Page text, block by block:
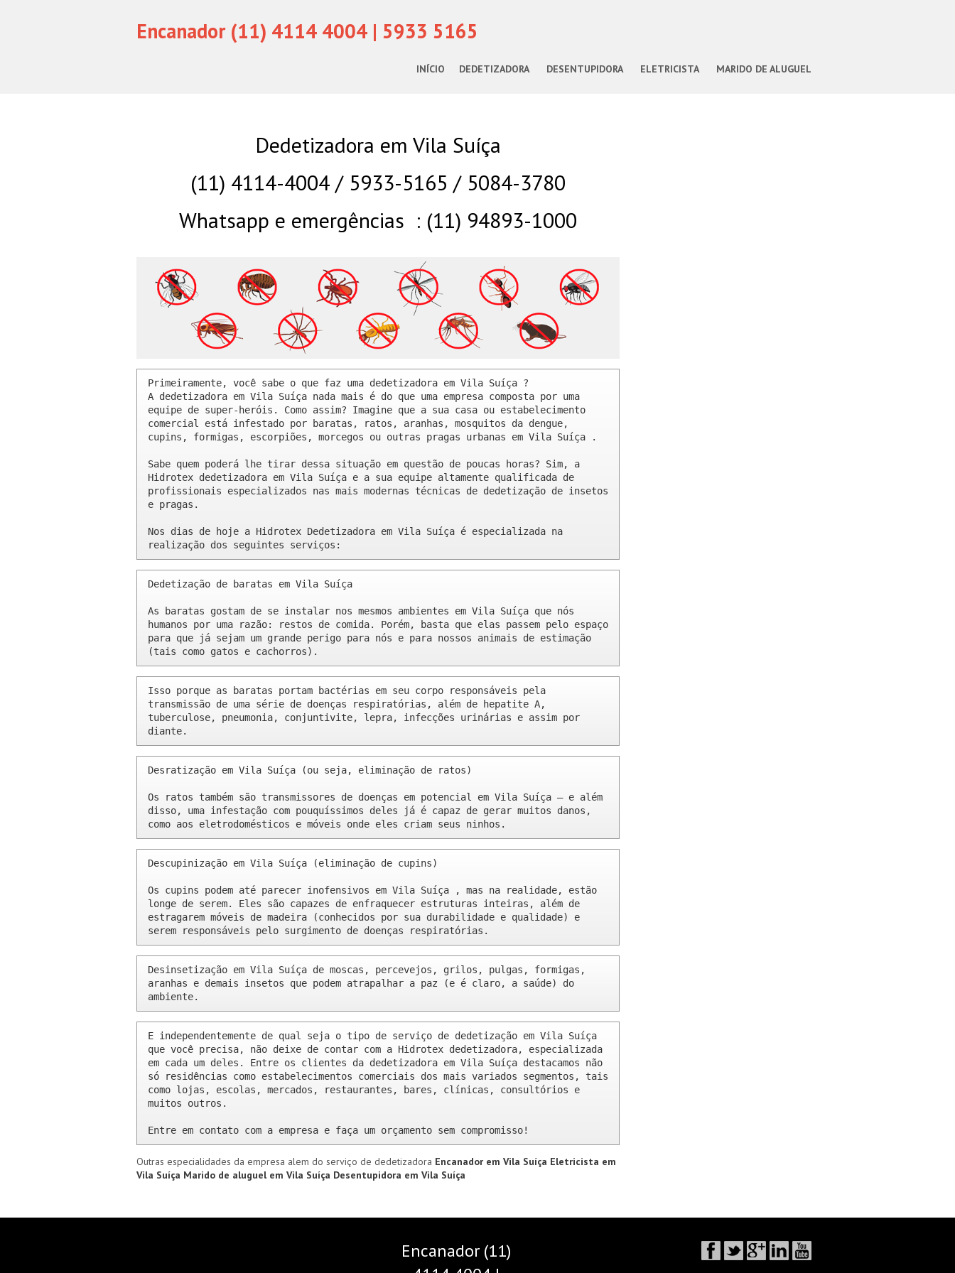
Encanador (11) 4114 4004 | 5933 5165
INÍCIO DEDETIZADORA DESENTUPIDORA ELETRICISTA MARIDO DE ALUGUEL
Dedetizadora em Vila Suíça
(11) 4114-4004 / 5933-5165 / 5084-3780
Whatsapp e emergências : (11) 94893-1000
Primeiramente, você sabe o que faz uma dedetizadora em Vila Suíça ?
A dedetizadora em Vila Suíça nada mais é do que uma empresa composta por uma
equipe de super-heróis. Como assim? Imagine que a sua casa ou estabelecimento
comercial está infestado por baratas, ratos, aranhas, mosquitos da dengue,
cupins, formigas, escorpiões, morcegos ou outras pragas urbanas em Vila Suíça .
Sabe quem poderá lhe tirar dessa situação em questão de poucas horas? Sim, a
Hidrotex dedetizadora em Vila Suíça e a sua equipe altamente qualificada de
profissionais especializados nas mais modernas técnicas de dedetização de insetos
e pragas.
Nos dias de hoje a Hidrotex Dedetizadora em Vila Suíça é especializada na
realização dos seguintes serviços:
Dedetização de baratas em Vila Suíça
As baratas gostam de se instalar nos mesmos ambientes em Vila Suíça que nós
humanos por uma razão: restos de comida. Porém, basta que elas passem pelo espaço
para que já sejam um grande perigo para nós e para nossos animais de estimação
(tais como gatos e cachorros).
Isso porque as baratas portam bactérias em seu corpo responsáveis pela
transmissão de uma série de doenças respiratórias, além de hepatite A,
tuberculose, pneumonia, conjuntivite, lepra, infecções urinárias e assim por
diante.
Desratização em Vila Suíça (ou seja, eliminação de ratos)
Os ratos também são transmissores de doenças em potencial em Vila Suíça – e além
disso, uma infestação com pouquíssimos deles já é capaz de gerar muitos danos,
como aos eletrodomésticos e móveis onde eles criam seus ninhos.
Descupinização em Vila Suíça (eliminação de cupins)
Os cupins podem até parecer inofensivos em Vila Suíça , mas na realidade, estão
longe de serem. Eles são capazes de enfraquecer estruturas inteiras, além de
estragarem móveis de madeira (conhecidos por sua durabilidade e qualidade) e
serem responsáveis pelo surgimento de doenças respiratórias.
Desinsetização em Vila Suíça de moscas, percevejos, grilos, pulgas, formigas,
aranhas e demais insetos que podem atrapalhar a paz (e é claro, a saúde) do
ambiente.
E independentemente de qual seja o tipo de serviço de dedetização em Vila Suíça
que você precisa, não deixe de contar com a Hidrotex dedetizadora, especializada
em cada um deles. Entre os clientes da dedetizadora em Vila Suíça destacamos não
só residências como estabelecimentos comerciais dos mais variados segmentos, tais
como lojas, escolas, mercados, restaurantes, bares, clínicas, consultórios e
muitos outros.
Entre em contato com a empresa e faça um orçamento sem compromisso!
Outras especialidades da empresa alem do serviço de dedetizadora Encanador em Vila Suíça Eletricista em
Vila Suíça Marido de aluguel em Vila Suíça Desentupidora em Vila Suíça
Encanador (11)